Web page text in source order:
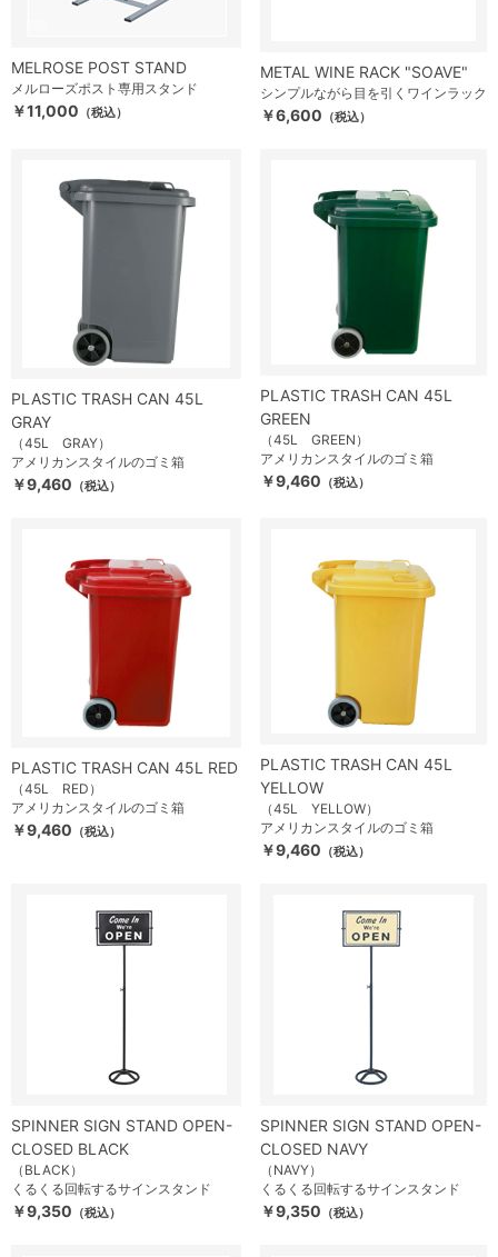
MELROSE POST STAND
メルローズポスト専用スタンド
￥11,000 （税込）
METAL WINE RACK "SOAVE"
シンプルながら目を引くワインラック
￥6,600 （税込）
PLASTIC TRASH CAN 45L
GRAY
（45L GRAY）
アメリカンスタイルのゴミ箱
￥9,460 （税込）
PLASTIC TRASH CAN 45L
GREEN
（45L GREEN）
アメリカンスタイルのゴミ箱
￥9,460 （税込）
PLASTIC TRASH CAN 45L RED
（45L RED）
アメリカンスタイルのゴミ箱
￥9,460 （税込）
PLASTIC TRASH CAN 45L
YELLOW
（45L YELLOW）
アメリカンスタイルのゴミ箱
￥9,460 （税込）
SPINNER SIGN STAND OPEN-
CLOSED BLACK
（BLACK）
くるくる回転するサインスタンド
￥9,350 （税込）
SPINNER SIGN STAND OPEN-
CLOSED NAVY
（NAVY）
くるくる回転するサインスタンド
￥9,350 （税込）